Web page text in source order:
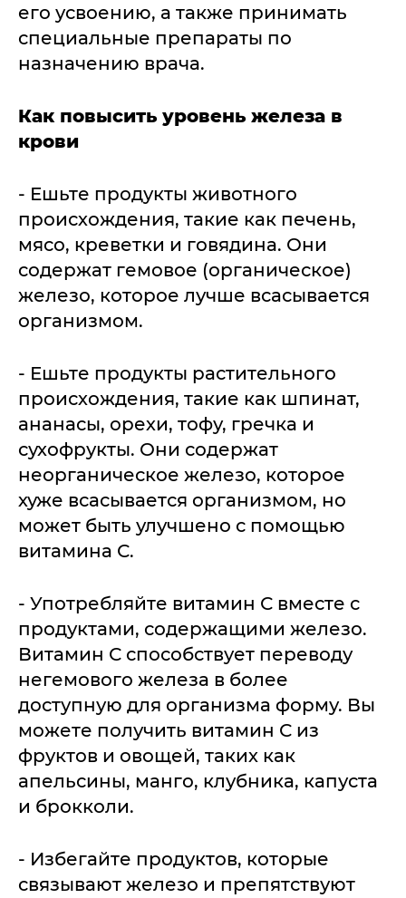
его усвоению, а также принимать
специальные препараты по
назначению врача.
Как повысить уровень железа в
крови
- Ешьте продукты животного
происхождения, такие как печень,
мясо, креветки и говядина. Они
содержат гемовое (органическое)
железо, которое лучше всасывается
организмом.
- Ешьте продукты растительного
происхождения, такие как шпинат,
ананасы, орехи, тофу, гречка и
сухофрукты. Они содержат
неорганическое железо, которое
хуже всасывается организмом, но
может быть улучшено с помощью
витамина С.
- Употребляйте витамин С вместе с
продуктами, содержащими железо.
Витамин С способствует переводу
негемового железа в более
доступную для организма форму. Вы
можете получить витамин С из
фруктов и овощей, таких как
апельсины, манго, клубника, капуста
и брокколи.
- Избегайте продуктов, которые
связывают железо и препятствуют